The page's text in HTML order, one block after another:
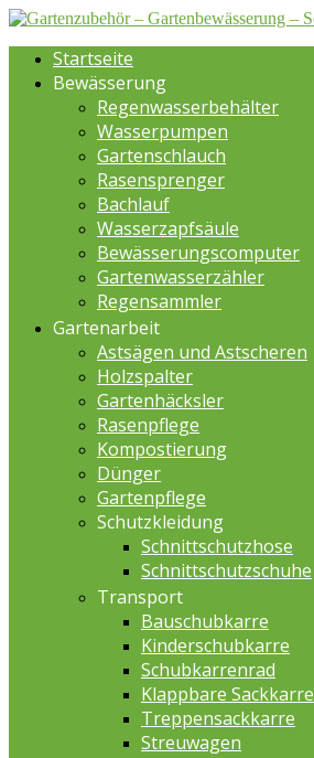
Startseite
Bewässerung
Regenwasserbehälter
Wasserpumpen
Gartenschlauch
Rasensprenger
Bachlauf
Wasserzapfsäule
Bewässerungscomputer
Gartenwasserzähler
Regensammler
Gartenarbeit
Astsägen und Astscheren
Holzspalter
Gartenhäcksler
Rasenpflege
Kompostierung
Dünger
Gartenpflege
Schutzkleidung
Schnittschutzhose
Schnittschutzschuhe
Transport
Bauschubkarre
Kinderschubkarre
Schubkarrenrad
Klappbare Sackkarre
Treppensackkarre
Streuwagen